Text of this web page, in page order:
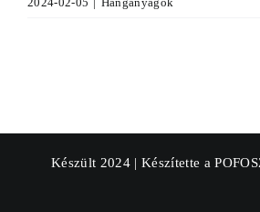
Készült 2024 | Készítette a